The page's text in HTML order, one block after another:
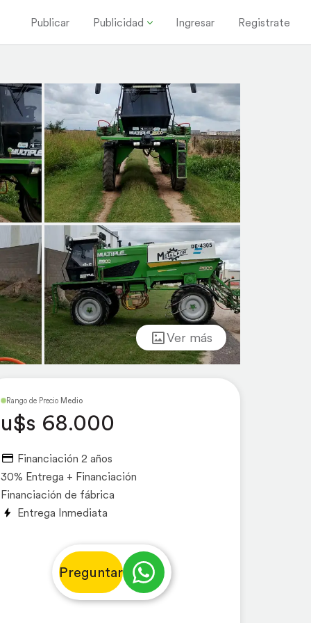
Publicar Publicidad Ingresar Registrate
Ver más
Rango de Precio Medio
u$s 68.000
Financiación 2 años
30% Entrega + Financiación
Financiación de fábrica
Entrega Inmediata
Preguntar